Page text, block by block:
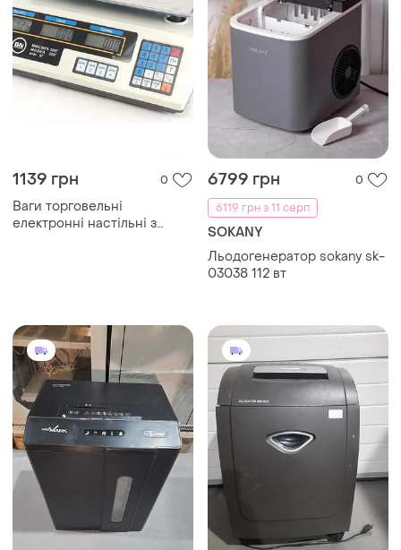
1139 грн 0
Ваги торговельні
електронні настільні з
6799 грн
0
6119 грн з 11 серп
SOKANY
Льодогенератор sokany sk-
03038 112 вт